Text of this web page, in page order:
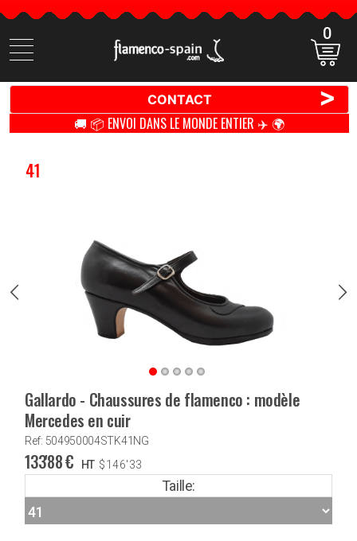
Cherchez
des
0
CONTACT >
🚚 📦 ENVOI DANS LE MONDE ENTIER ✈️ 🌍
41
Gallardo - Chaussures de flamenco : modèle
Mercedes en cuir
Ref: 504950004STK41NG
133'88€ HT $146'33
Taille: